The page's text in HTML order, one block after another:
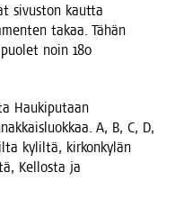
sivus­ton kaut­ta
takaa. Tähän
noin 180
Hau­ki­pu­taan
A, B, C, D,
kylil­tä, kir­kon­ky­län
Kel­los­ta ja